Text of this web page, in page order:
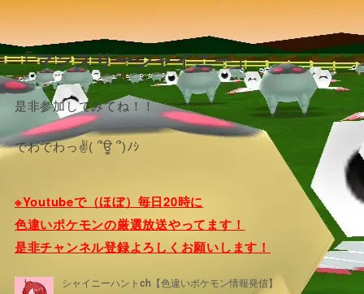
「マンスリーシャイニー」
是非参加してみてね！！
でわでわっ✌( ՞ਊ ՞)ﾉｼ
※Youtubeで（ほぼ）毎日20時に
色違いポケモンの厳選放送やってます！
是非チャンネル登録よろしくお願いします！